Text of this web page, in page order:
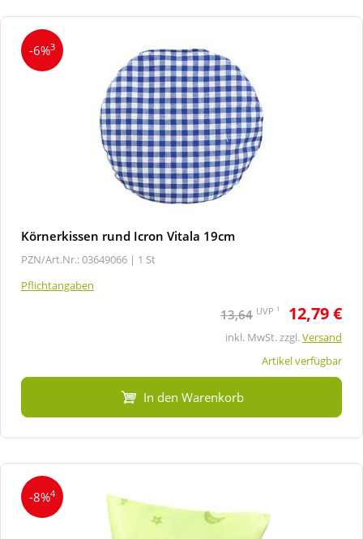
-6%3
Körnerkissen rund Icron Vitala 19cm
PZN/Art.Nr.: 03649066 | 1 St
Pflichtangaben
13,64 UVP 1 12,79 €
inkl. MwSt. zzgl.Versand
Artikel verfügbar
In den Warenkorb
-8%4